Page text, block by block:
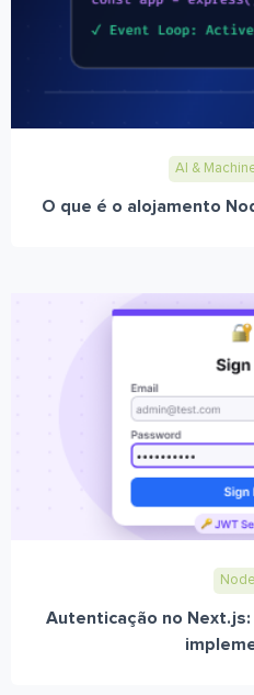
AI &
O que é o alojamento
Autenticação no